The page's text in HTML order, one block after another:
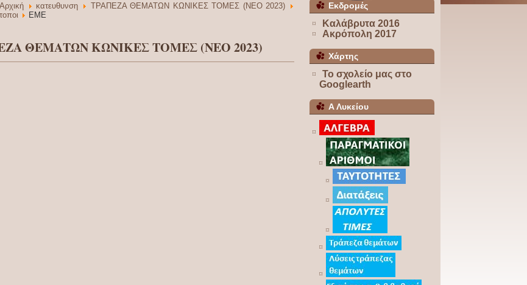
Αρχική κατευθυνση
ΤΡΑΠΕΖΑ ΘΕΜΑΤΩΝ ΚΩΝΙΚΕΣ ΤΟΜΕΣ (ΝΕΟ 2023)
ΕΜΕ
ΘΕΜΑΤΩΝ ΚΩΝΙΚΕΣ ΤΟΜΕΣ (ΝΕΟ 2023)
Εκδρομές
Καλάβρυτα 2016
Ακρόπολη 2017
Χάρτης
Το σχολείο μας στο
Googlearth
Α Λυκείου